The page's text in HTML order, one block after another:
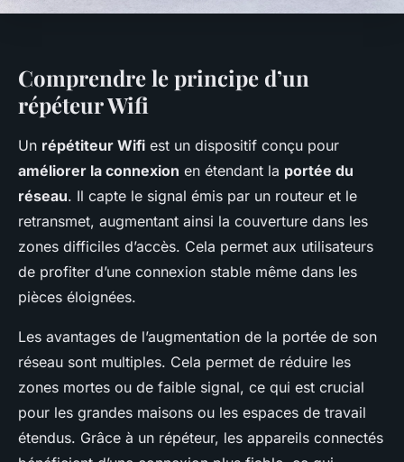
Comprendre le principe d’un
répéteur Wifi
Un répétiteur Wifi est un dispositif conçu pour
améliorer la connexion en étendant la portée du
réseau. Il capte le signal émis par un routeur et le
retransmet, augmentant ainsi la couverture dans les
zones difficiles d’accès. Cela permet aux utilisateurs
de profiter d’une connexion stable même dans les
pièces éloignées.
Les avantages de l’augmentation de la portée de son
réseau sont multiples. Cela permet de réduire les
zones mortes ou de faible signal, ce qui est crucial
pour les grandes maisons ou les espaces de travail
étendus. Grâce à un répéteur, les appareils connectés